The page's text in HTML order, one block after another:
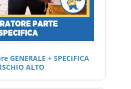
GENERALE + SPECIFICA
ALTO